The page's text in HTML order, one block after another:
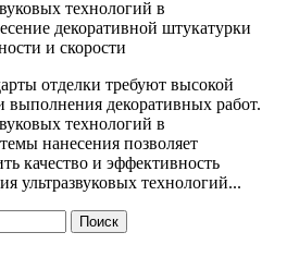
технологий в
декоративной штукатурки
и скорости
отделки требуют высокой
выполнения декоративных работ.
технологий в
нанесения позволяет
качество и эффективность
ультразвуковых технологий...